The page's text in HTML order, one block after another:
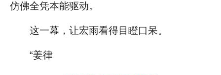
仿佛全凭本能驱动。
这一幕，让宏雨看得目瞪口呆。
“姜律